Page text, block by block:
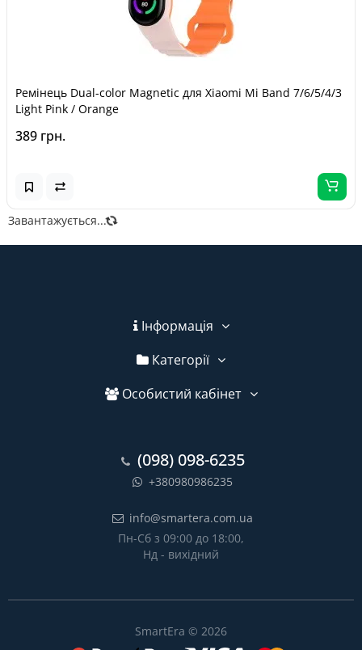
Ремінець Dual-color Magnetic для Xiaomi Mi Band 7/6/5/4/3
Light Pink / Orange
389 грн.
Завантажується...
Інформація
Категорії
Особистий кабінет
(098) 098-6235
+380980986235
info@smartera.com.ua
Пн-Сб з 09:00 до 18:00,
Нд - вихідний
SmartEra © 2026